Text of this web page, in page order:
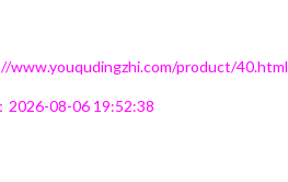
www.youqudingzhi.com/product/40.html
2026-08-06 19:52:38